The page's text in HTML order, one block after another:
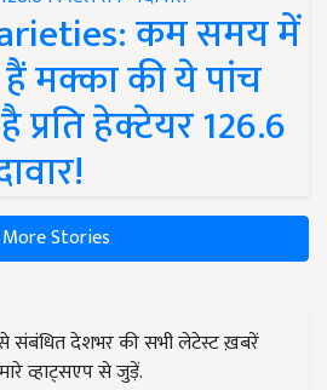
कम समय में
हैं मक्का की ये पांच
प्रति हेक्टेयर 126.6
More Stories
संबंधित देशभर की सभी लेटेस्ट ख़बरें
व्हाट्सएप से जुड़ें.